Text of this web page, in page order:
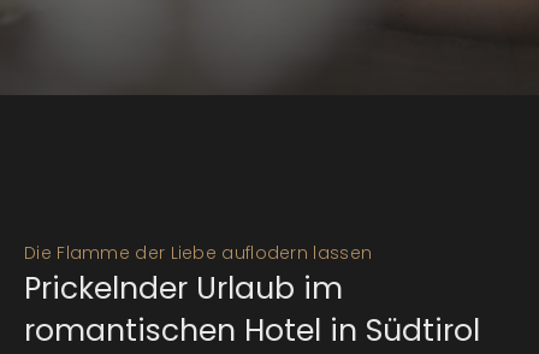
Prickelnder Urlaub im
romantischen Hotel in Südtirol
Die Flamme der Liebe auflodern lassen